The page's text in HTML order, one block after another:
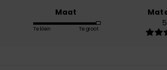
Maat
Te klein Te groot